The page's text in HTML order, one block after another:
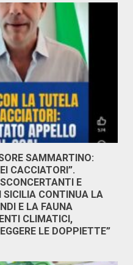
SAMMARTINO:
CACCIATORI”.
E
SICILIA CONTINUA LA
E LA FAUNA
CLIMATICI,
LE DOPPIETTE”